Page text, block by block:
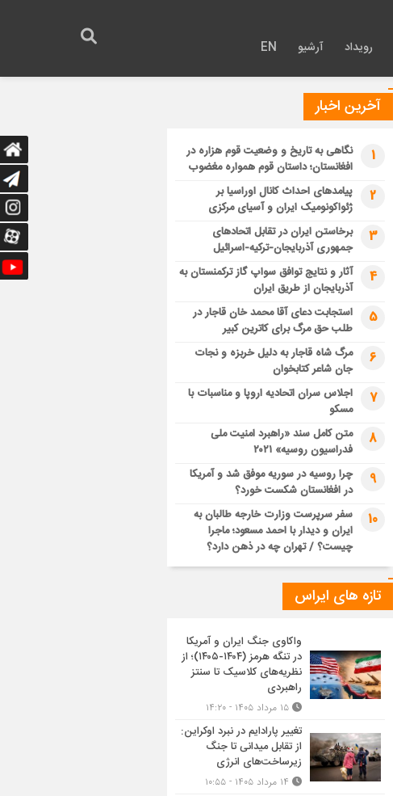
رویداد آرشیو EN
آخرین اخبار
1
نگاهی به تاریخ و وضعیت قوم هزاره در
افغانستان؛ داستان قوم همواره مغضوب
2
پیامدهای احداث کانال اوراسیا بر
ژئواکونومیک ایران و آسیای مرکزی
3
برخاستن ایران در تقابل اتحادهای
جمهوری آذربایجان-ترکیه-اسرائیل
4
آثار و نتایج توافق سواپ گاز ترکمنستان به
آذربایجان از طریق ایران
5
استجابت دعای آقا محمد خان قاجار در
طلب حق مرگ برای کاترین کبیر
6
مرگ شاه قاجار به دلیل خربزه و نجات
جان شاعر کتابخوان
7
اجلاس سران اتحادیه اروپا و مناسبات با
مسکو
8
متن کامل سند «راهبرد امنیت ملی
فدراسیون روسیه» ۲۰۲۱
9
چرا روسیه در سوریه موفق شد و آمریکا
در افغانستان شکست خورد؟
10
سفر سرپرست وزارت خارجه طالبان به
ایران و دیدار با احمد مسعود؛ ماجرا
چیست؟ / تهران چه در ذهن دارد؟
تازه های ایراس
واکاوی جنگ ایران و آمریکا
در تنگه هرمز (۱۴۰۴-۱۴۰۵)؛ از
نظریه‌های کلاسیک تا سنتز
راهبردی
تغییر پارادایم در نبرد اوکراین:
از تقابل میدانی تا جنگ
زیرساخت‌های انرژی